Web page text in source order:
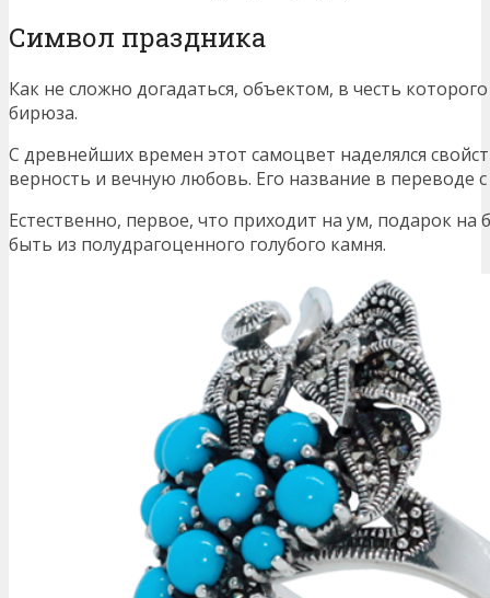
Символ праздника
Как не сложно догадаться, объектом, в честь
бирюза.
С древнейших времен этот самоцвет наделялся
верность и вечную любовь. Его название в переводе с
Естественно, первое, что приходит на ум, подарок
быть из полудрагоценного голубого камня.